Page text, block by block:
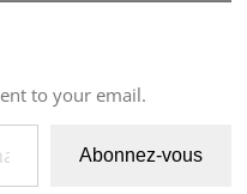
to your email.
Abonnez-vous